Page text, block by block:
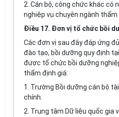
2. Cán bộ, công chức khác có
nghiệp vụ chuyên ngành thẩm
Điều 17. Đơn vị tổ chức bồi
Các đơn vị sau đây đáp ứng
đào tạo, bồi dưỡng quy định
được tổ chức bồi dưỡng
thẩm định giá:
1. Trường Bồi dưỡng cán bộ
chính.
2. Trung tâm Dữ liệu quốc gia